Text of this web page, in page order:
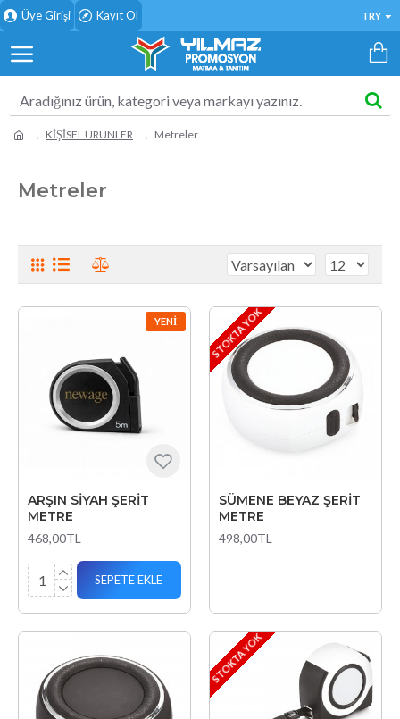
Üye Girişi Kayıt Ol TRY
KİŞİSEL ÜRÜNLER Metreler
Metreler
YENI
ARŞIN SİYAH ŞERİT
METRE
468,00TL
SEPETE EKLE
STOKTA YOK
SÜMENE BEYAZ ŞERİT
METRE
498,00TL
STOKTA YOK